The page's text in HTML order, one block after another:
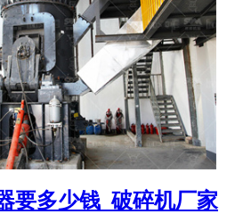
要多少钱_破碎机厂家